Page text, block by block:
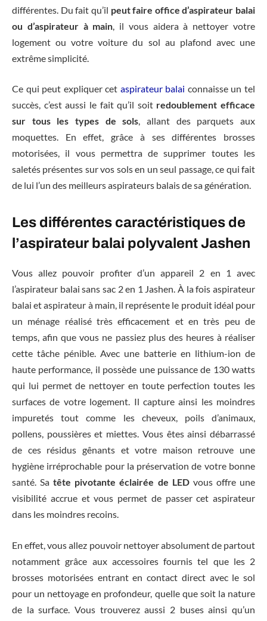
différentes. Du fait qu’il peut faire office d’aspirateur balai
ou d’aspirateur à main , il vous aidera à nettoyer votre
logement ou votre voiture du sol au plafond avec une
extrême simplicité.
Ce qui peut expliquer cet aspirateur balai connaisse un tel
succès, c’est aussi le fait qu’il soit redoublement efficace
sur tous les types de sols, allant des parquets aux
moquettes. En effet, grâce à ses différentes brosses
motorisées, il vous permettra de supprimer toutes les
saletés présentes sur vos sols en un seul passage, ce qui fait
de lui l’un des meilleurs aspirateurs balais de sa génération.
Les différentes caractéristiques de
l’aspirateur balai polyvalent Jashen
Vous allez pouvoir profiter d’un appareil 2 en 1 avec
l’aspirateur balai sans sac 2 en 1 Jashen. À la fois aspirateur
balai et aspirateur à main, il représente le produit idéal pour
un ménage réalisé très efficacement et en très peu de
temps, afin que vous ne passiez plus des heures à réaliser
cette tâche pénible. Avec une batterie en lithium-ion de
haute performance, il possède une puissance de 130 watts
qui lui permet de nettoyer en toute perfection toutes les
surfaces de votre logement. Il capture ainsi les moindres
impuretés tout comme les cheveux, poils d’animaux,
pollens, poussières et miettes. Vous êtes ainsi débarrassé
de ces résidus gênants et votre maison retrouve une
hygiène irréprochable pour la préservation de votre bonne
santé. Satête pivotante éclairée de LEDvous offre une
visibilité accrue et vous permet de passer cet aspirateur
dans les moindres recoins.
En effet, vous allez pouvoir nettoyer absolument de partout
notamment grâce aux accessoires fournis tel que les 2
brosses motorisées entrant en contact direct avec le sol
pour un nettoyage en profondeur, quelle que soit la nature
de la surface. Vous trouverez aussi 2 buses ainsi qu’un